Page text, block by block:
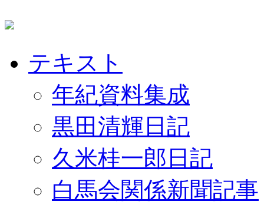
テキスト
年紀資料集成
黒田清輝日記
久米桂一郎日記
白馬会関係新聞記事